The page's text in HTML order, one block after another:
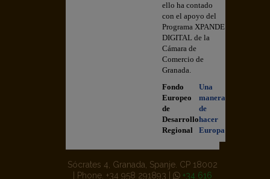
ello ha contado
con el apoyo del
Programa XPANDE
DIGITAL de la
Cámara de
Comercio de
Granada.
Una
manera
de
hacer
Europa
Fondo
Europeo
de
Desarrollo
Regional
Sócrates 4, Granada, Spanje. CP 18002
| Phone. +34 958 291893 |
+34 616